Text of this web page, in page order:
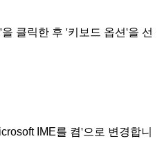
을 클릭한 후 '키보드 옵션'을 선
IME를 켬'으로 변경합니